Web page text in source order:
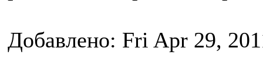
Добавлено: Fri Apr 29,